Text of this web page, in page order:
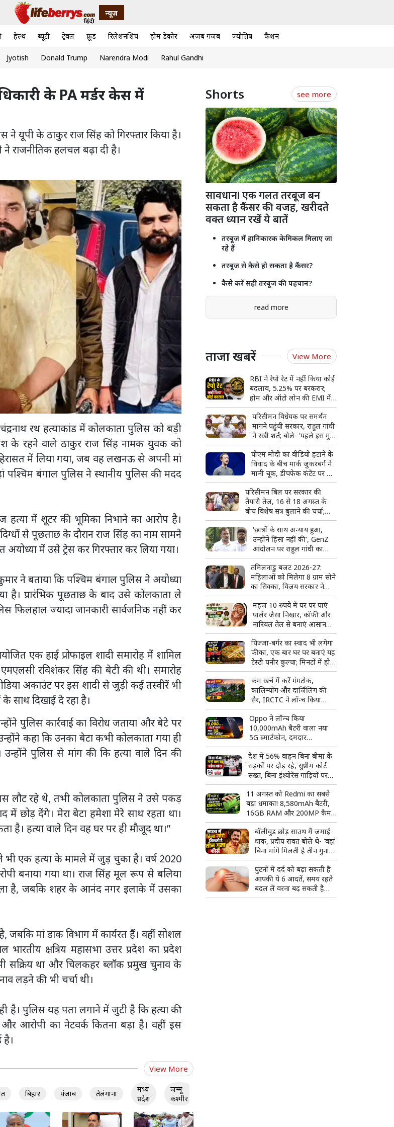
न्यूज़
हेल्थ ब्यूटी ट्रेवल फ़ूड रिलेशनशिप होम डेकोर अजब गजब ज्योतिष फैशन
Jyotish Donald Trump Narendra Modi Rahul Gandhi
के PA मर्डर केस में
यूपी के ठाकुर राज सिंह को गिरफ्तार किया है।
राजनीतिक हलचल बढ़ा दी है।
रथ हत्याकांड में कोलकाता पुलिस को बड़ी
के रहने वाले ठाकुर राज सिंह नामक युवक को
में लिया गया, जब वह लखनऊ से अपनी मां
पश्चिम बंगाल पुलिस ने स्थानीय पुलिस की मदद
में शूटर की भूमिका निभाने का आरोप है।
से पूछताछ के दौरान राज सिंह का नाम सामने
में उसे ट्रेस कर गिरफ्तार कर लिया गया।
ने बताया कि पश्चिम बंगाल पुलिस ने अयोध्या
है। प्रारंभिक पूछताछ के बाद उसे कोलकाता ले
फिलहाल ज्यादा जानकारी सार्वजनिक नहीं कर
एक हाई प्रोफाइल शादी समारोह में शामिल
रविशंकर सिंह की बेटी की थी। समारोह
अकाउंट पर इस शादी से जुड़ी कई तस्वीरें भी
साथ दिखाई दे रहा है।
पुलिस कार्रवाई का विरोध जताया और बेटे पर
कहा कि उनका बेटा कभी कोलकाता गया ही
पुलिस से मांग की कि हत्या वाले दिन की
लौट रहे थे, तभी कोलकाता पुलिस ने उसे पकड़
छोड़ देंगे। मेरा बेटा हमेशा मेरे साथ रहता था।
है। हत्या वाले दिन वह घर पर ही मौजूद था।”
एक हत्या के मामले में जुड़ चुका है। वर्ष 2020
बनाया गया था। राज सिंह मूल रूप से बलिया
है, जबकि शहर के आनंद नगर इलाके में उसका
जबकि मां डाक विभाग में कार्यरत हैं। वहीं सोशल
क्षत्रिय महासभा उत्तर प्रदेश का प्रदेश
सक्रिय था और चिलकहर ब्लॉक प्रमुख चुनाव के
लड़ने की भी चर्चा थी।
है। पुलिस यह पता लगाने में जुटी है कि हत्या की
आरोपी का नेटवर्क कितना बड़ा है। वहीं इस
है।
View More
बिहार पंजाब तेलंगाना
मध्य
प्रदेश
जम्मू
कश्मीर
Shorts see more
सावधान! एक गलत तरबूज बन
सकता है कैंसर की वजह, खरीदते
वक्त ध्यान रखें ये बातें
तरबूज में हानिकारक केमिकल मिलाए जा
रहे हैं
तरबूज से कैसे हो सकता है कैंसर?
कैसे करें सही तरबूज की पहचान?
read more
ताजा खबरें View More
RBI ने रेपो रेट में नहीं किया कोई
बदलाव, 5.25% पर बरकरार;
होम और ऑटो लोन की EMI में
फिलहाल राहत नहीं
परिसीमन विधेयक पर समर्थन
मांगने पहुंची सरकार, राहुल गांधी
ने रखी शर्त; बोले- 'पहले इस मुद्दे
पर हो चर्चा'
पीएम मोदी का वीडियो हटाने के
विवाद के बीच मार्क जुकरबर्ग ने
मानी चूक, डीपफेक कंटेंट पर भी
जताया खेद
परिसीमन बिल पर सरकार की
तैयारी तेज, 16 से 18 अगस्त के
बीच विशेष सत्र बुलाने की चर्चा;
राहुल गांधी और किरेन रिजिजू की
लंबी बैठक
'छात्रों के साथ अन्याय हुआ,
उन्होंने हिंसा नहीं की', GenZ
आंदोलन पर राहुल गांधी का
सरकार पर हमला
तमिलनाडु बजट 2026-27:
महिलाओं को मिलेगा 8 ग्राम सोने
का सिक्का, विजय सरकार ने
किए कई बड़े ऐलान
महज 10 रुपये में घर पर पाएं
पार्लर जैसा निखार, कॉफी और
नारियल तेल से बनाएं आसान
DIY फेस पैक
पिज्जा-बर्गर का स्वाद भी लगेगा
फीका, एक बार घर पर बनाएं यह
टेस्टी पनीर कुल्चा; मिनटों में हो
जाएगा तैयार
कम खर्च में करें गंगटोक,
कालिम्पोंग और दार्जिलिंग की
सैर, IRCTC ने लॉन्च किया
शानदार हिमालय टूर पैकेज
Oppo ने लॉन्च किया
10,000mAh बैटरी वाला नया
5G स्मार्टफोन, दमदार
स्पेसिफिकेशन के साथ मार्केट में
दी दस्तक
देश में 56% वाहन बिना बीमा के
सड़कों पर दौड़ रहे, सुप्रीम कोर्ट
सख्त, बिना इंश्योरेंस गाड़ियों पर
कार्रवाई तेज करने के निर्देश
11 अगस्त को Redmi का सबसे
बड़ा धमाका! 8,580mAh बैटरी,
16GB RAM और 200MP कैमरे
वाला फ्लैगशिप फोन होगा लॉन्च
बॉलीवुड छोड़ साउथ में जमाई
धाक, प्रदीप रावत बोले थे- 'वहां
बिना मांगे मिलती है तीन गुना
फीस'
घुटनों में दर्द को बढ़ा सकती हैं
आपकी ये 6 आदतें, समय रहते
बदल लें वरना बढ़ सकती है
परेशानी